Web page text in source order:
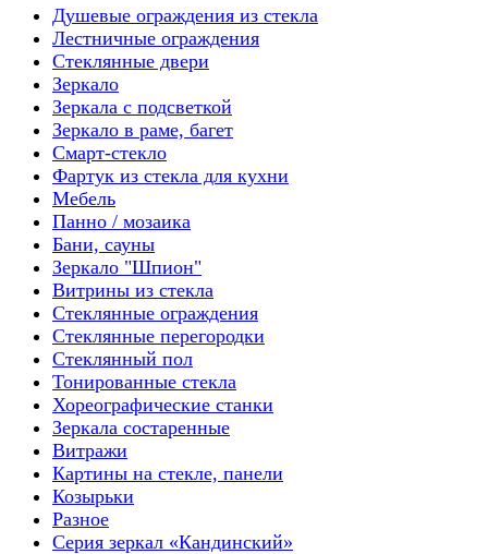
Душевые ограждения из стекла
Лестничные ограждения
Стеклянные двери
Зеркало
Зеркала с подсветкой
Зеркало в раме, багет
Смарт-стекло
Фартук из стекла для кухни
Мебель
Панно / мозаика
Бани, сауны
Зеркало "Шпион"
Витрины из стекла
Стеклянные ограждения
Стеклянные перегородки
Стеклянный пол
Тонированные стекла
Хореографические станки
Зеркала состаренные
Витражи
Картины на стекле, панели
Козырьки
Разное
Серия зеркал «Кандинский»